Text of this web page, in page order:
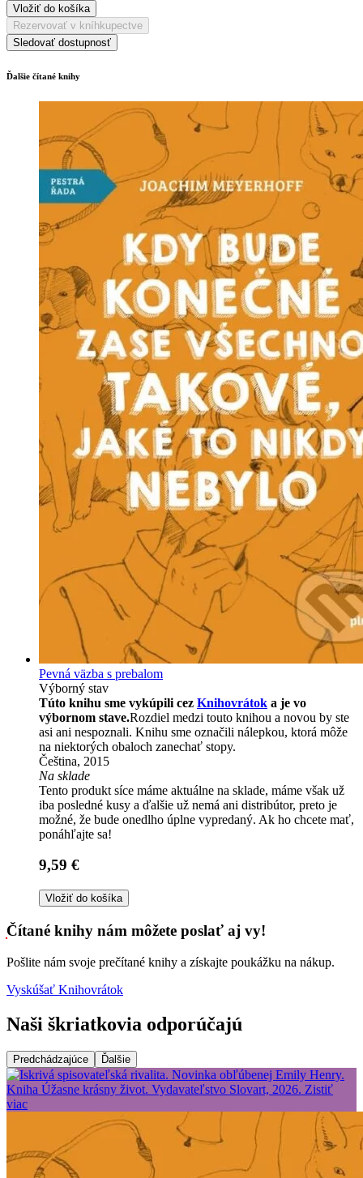
Vložiť do košíka
Rezervovať v kníhkupectve
Sledovať dostupnosť
Ďalšie čítané knihy
Pevná väzba s prebalom
Výborný stav
Túto knihu sme vykúpili cez Knihovrátok a je vo
výbornom stave.Rozdiel medzi touto knihou a novou by ste
asi ani nespoznali. Knihu sme označili nálepkou, ktorá môže
na niektorých obaloch zanechať stopy.
Čeština, 2015
Na sklade
Tento produkt síce máme aktuálne na sklade, máme však už
iba posledné kusy a ďalšie už nemá ani distribútor, preto je
možné, že bude onedlho úplne vypredaný. Ak ho chcete mať,
ponáhľajte sa!
9,59 €
Vložiť do košíka
Čítané knihy nám môžete poslať aj vy!
Pošlite nám svoje prečítané knihy a získajte poukážku na nákup.
Vyskúšať Knihovrátok
Naši škriatkovia odporúčajú
Predchádzajúce Ďalšie